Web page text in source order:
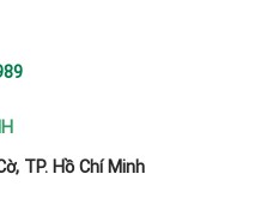
TP. Hồ Chí Minh